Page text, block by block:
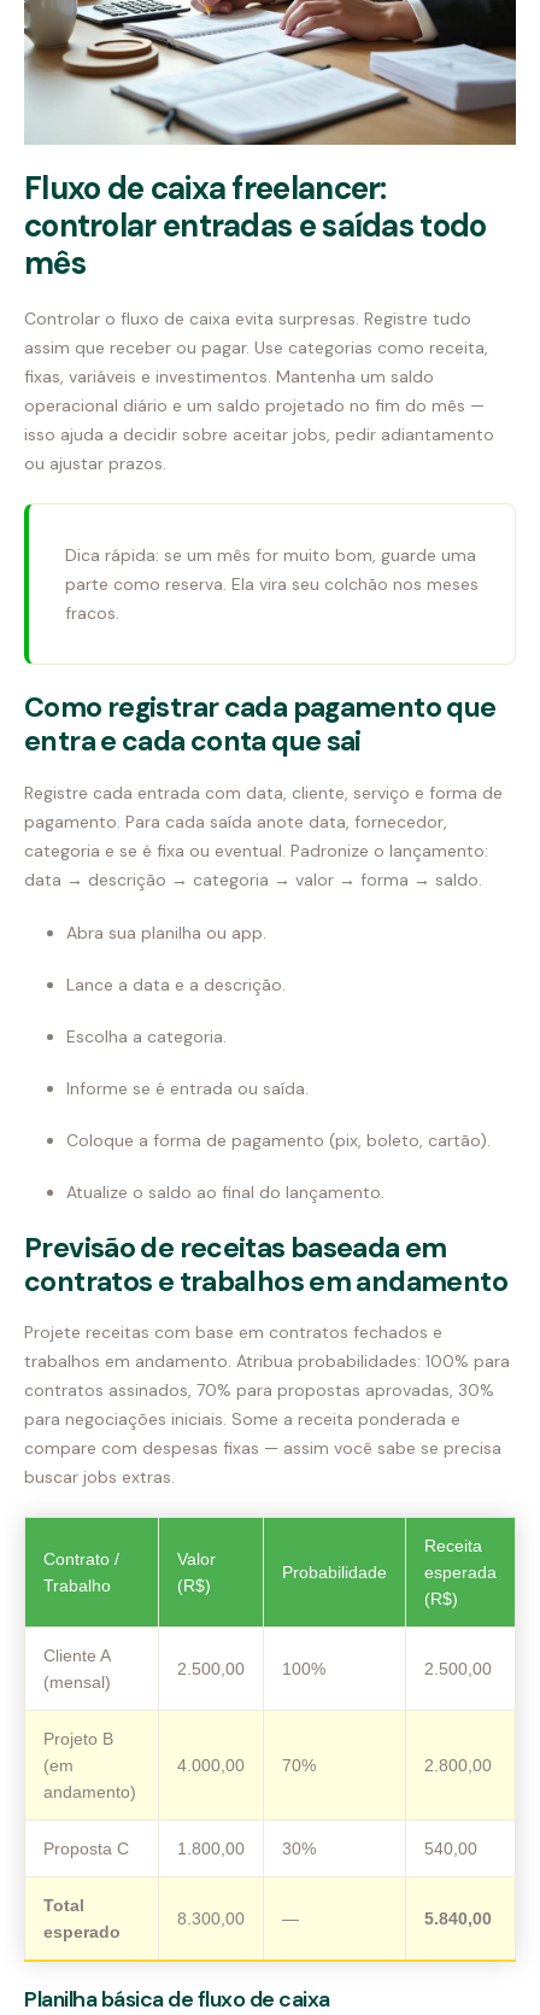
Fluxo de caixa freelancer:
controlar entradas e saídas todo
mês
Controlar o fluxo de caixa evita surpresas. Registre tudo
assim que receber ou pagar. Use categorias como receita,
fixas, variáveis e investimentos. Mantenha um saldo
operacional diário e um saldo projetado no fim do mês —
isso ajuda a decidir sobre aceitar jobs, pedir adiantamento
ou ajustar prazos.
Dica rápida: se um mês for muito bom, guarde uma
parte como reserva. Ela vira seu colchão nos meses
fracos.
Como registrar cada pagamento que
entra e cada conta que sai
Registre cada entrada com data, cliente, serviço e forma de
pagamento. Para cada saída anote data, fornecedor,
categoria e se é fixa ou eventual. Padronize o lançamento:
data → descrição → categoria → valor → forma → saldo.
Abra sua planilha ou app.
Lance a data e a descrição.
Escolha a categoria.
Informe se é entrada ou saída.
Coloque a forma de pagamento (pix, boleto, cartão).
Atualize o saldo ao final do lançamento.
Previsão de receitas baseada em
contratos e trabalhos em andamento
Projete receitas com base em contratos fechados e
trabalhos em andamento. Atribua probabilidades: 100% para
contratos assinados, 70% para propostas aprovadas, 30%
para negociações iniciais. Some a receita ponderada e
compare com despesas fixas — assim você sabe se precisa
buscar jobs extras.
Contrato /
Trabalho
Valor
(R$)
Probabilidade
Receita
esperada
(R$)
Cliente A
(mensal)
2.500,00 100% 2.500,00
Projeto B
(em
andamento)
4.000,00 70% 2.800,00
Proposta C 1.800,00 30% 540,00
Total
esperado
8.300,00 — 5.840,00
Planilha básica de fluxo de caixa